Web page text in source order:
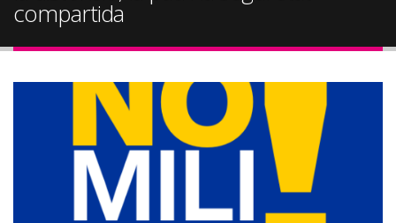
compartida